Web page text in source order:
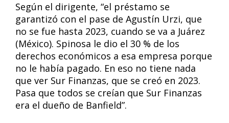
Según el dirigente, “el préstamo se
garantizó con el pase de Agustín Urzi, que
no se fue hasta 2023, cuando se va a Juárez
(México). Spinosa le dio el 30 % de los
derechos económicos a esa empresa porque
no le había pagado. En eso no tiene nada
que ver Sur Finanzas, que se creó en 2023.
Pasa que todos se creían que Sur Finanzas
era el dueño de Banfield”.